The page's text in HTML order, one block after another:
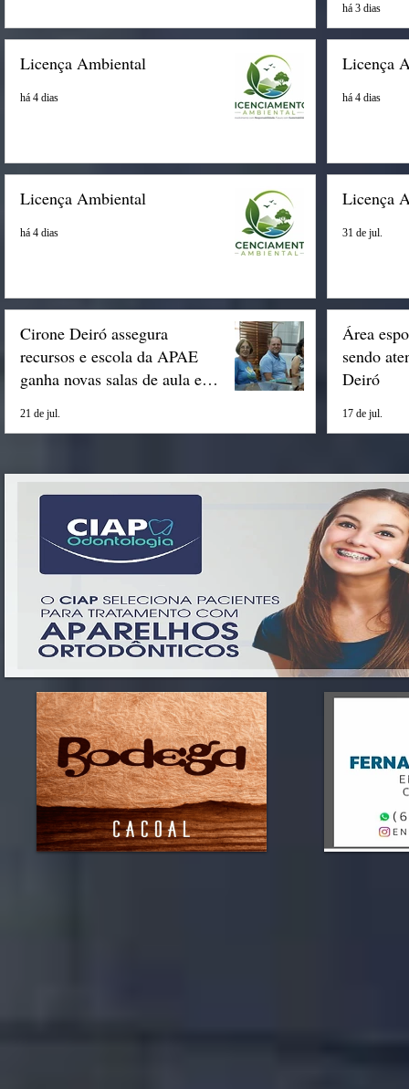
há 3 dias
Licença Ambiental
há 4 dias
Licença
há 4 dias
Licença Ambiental
há 4 dias
Licença
31 de jul.
Cirone Deiró assegura
recursos e escola da APAE
ganha novas salas de aula em
21 de jul.
Área
sendo
Deiró
17 de jul.